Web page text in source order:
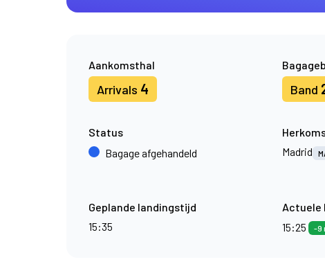
Aankomsthal
Arrivals 4 Band
Status
Bagage afgehandeld
Madrid
Geplande landingstijd
15:35
Actuele
15:25
-9